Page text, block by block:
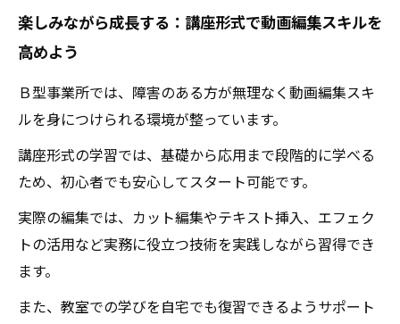
楽しみながら成長する：講座形式で動画編集スキルを
高めよう
Ｂ型事業所では、障害のある方が無理なく動画編集スキ
ルを身につけられる環境が整っています。
講座形式の学習では、基礎から応用まで段階的に学べる
ため、初心者でも安心してスタート可能です。
実際の編集では、カット編集やテキスト挿入、エフェク
トの活用など実務に役立つ技術を実践しながら習得でき
ます。
また、教室での学びを自宅でも復習できるようサポート